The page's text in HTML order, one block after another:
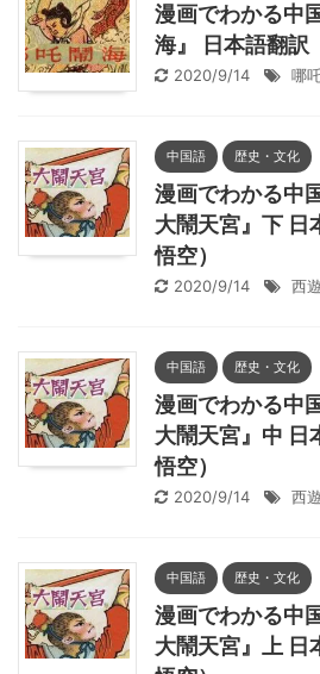
漫画でわかる中
海』 日本語翻訳
2020/9/14 哪
中国語 歴史・文化
漫画でわかる中
大鬧天宮』下 日
悟空）
2020/9/14 西
中国語 歴史・文化
漫画でわかる中
大鬧天宮』中 日
悟空）
2020/9/14 西
中国語 歴史・文化
漫画でわかる中
大鬧天宮』上 日